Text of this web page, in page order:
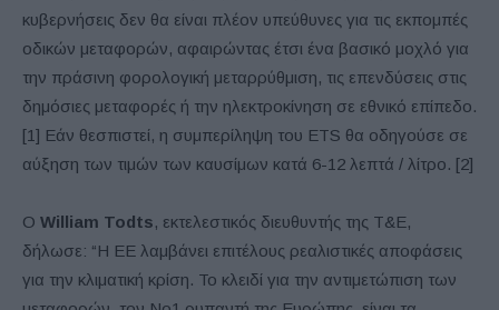
κυβερνήσεις δεν θα είναι πλέον υπεύθυνες για τις εκπομπές
οδικών μεταφορών, αφαιρώντας έτσι ένα βασικό μοχλό για
την πράσινη φορολογική μεταρρύθμιση, τις επενδύσεις στις
δημόσιες μεταφορές ή την ηλεκτροκίνηση σε εθνικό επίπεδο.
[1] Εάν θεσπιστεί, η συμπερίληψη του ETS θα οδηγούσε σε
αύξηση των τιμών των καυσίμων κατά 6-12 λεπτά / λίτρο. [2]
Ο William Todts, εκτελεστικός διευθυντής της T&E,
δήλωσε: “Η ΕΕ λαμβάνει επιτέλους ρεαλιστικές αποφάσεις
για την κλιματική κρίση. Το κλειδί για την αντιμετώπιση των